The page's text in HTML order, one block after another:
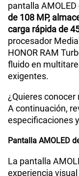
pantalla
de 108 MP,
carga rápida de
procesador
HONOR RAM
fluido en
exigentes.
¿Quieres conocer
A continuación,
especificaciones
Pantalla AMOLED
La pantalla
experiencia